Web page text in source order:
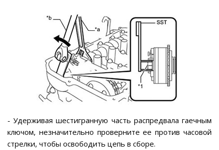
- Удерживая шестигранную часть распредвала гаечным
ключом, незначительно проверните ее против часовой
стрелки, чтобы освободить цепь в сборе.